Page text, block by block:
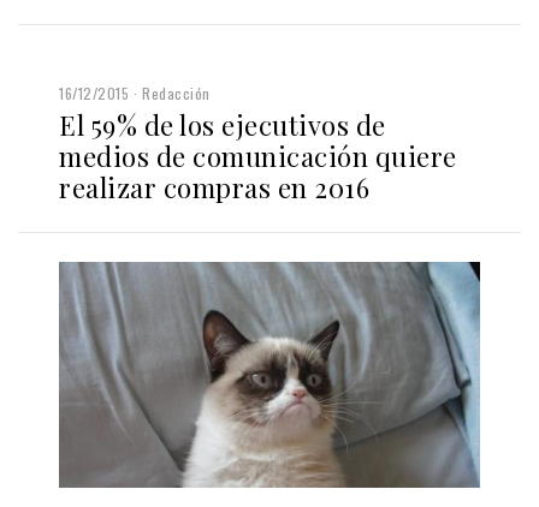
16/12/2015 Redacción
El 59% de los ejecutivos de
medios de comunicación quiere
realizar compras en 2016